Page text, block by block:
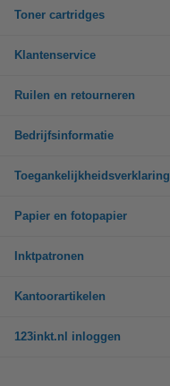
Toner cartridges
Klantenservice
Ruilen en retourneren
Bedrijfsinformatie
Toegankelijkheidsverklaring
Papier en fotopapier
Inktpatronen
Kantoorartikelen
123inkt.nl inloggen